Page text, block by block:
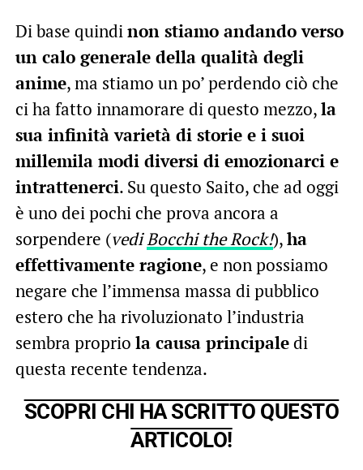
Di base quindinon stiamo andando verso
un calo generale della qualità degli
anime, ma stiamo un po’ perdendo ciò che
ci ha fatto innamorare di questo mezzo,la
sua infinità varietà di storie e i suoi
millemila modi diversi di emozionarci e
intrattenerci. Su questo Saito, che ad oggi
è uno dei pochi che prova ancora a
sorpendere (vediBocchi the Rock!),ha
effettivamente ragione, e non possiamo
negare che l’immensa massa di pubblico
estero che ha rivoluzionato l’industria
sembra proprio la causa principaledi
questa recente tendenza.
SCOPRI CHI HA SCRITTO QUESTO
ARTICOLO!